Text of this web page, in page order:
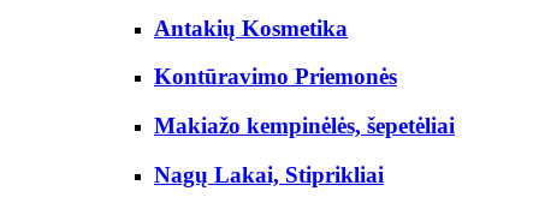
Antakių Kosmetika
Kontūravimo Priemonės
Makiažo kempinėlės, šepetėliai
Nagų Lakai, Stiprikliai